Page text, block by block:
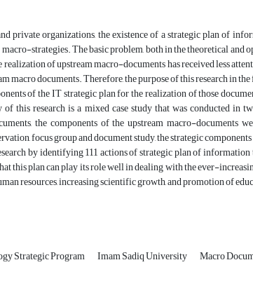
private organizations, the existence of a strategic plan of
strategies. The basic problem, both in the theoretical
of upstream macro-documents has received less
macro documents. Therefore, the purpose of this research in
of the IT strategic plan for the realization of those
this research is a mixed case study that was conducted
the components of the upstream macro-documents
focus group and document study, the strategic
by identifying 111 actions of strategic plan of
this plan can play its role well in dealing with the ever-
resources, increasing scientific growth, and promotion of
Strategic Program Imam Sadiq University Macro